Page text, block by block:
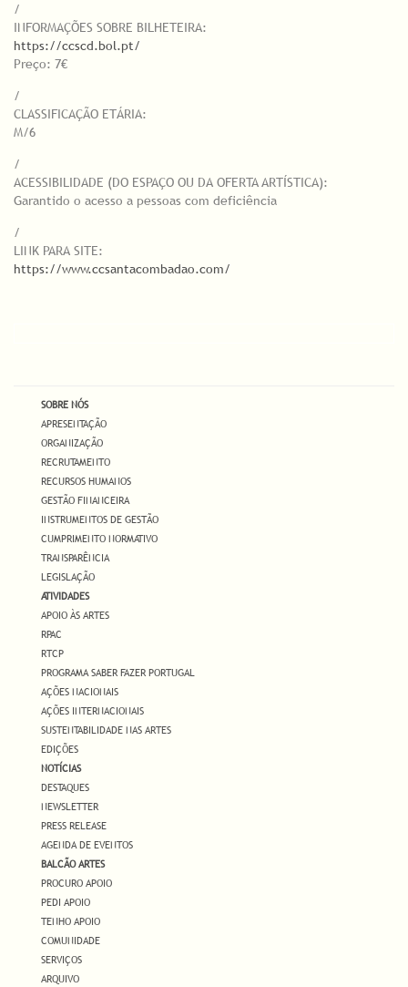
/
INFORMAÇÕES SOBRE BILHETEIRA:
https://ccscd.bol.pt/
Preço: 7€
/
CLASSIFICAÇÃO ETÁRIA:
M/6
/
ACESSIBILIDADE (DO ESPAÇO OU DA OFERTA ARTÍSTICA):
Garantido o acesso a pessoas com deficiência
/
LINK PARA SITE:
https://www.ccsantacombadao.com/
SOBRE NÓS
APRESENTAÇÃO
ORGANIZAÇÃO
RECRUTAMENTO
RECURSOS HUMANOS
GESTÃO FINANCEIRA
INSTRUMENTOS DE GESTÃO
CUMPRIMENTO NORMATIVO
TRANSPARÊNCIA
LEGISLAÇÃO
ATIVIDADES
APOIO ÀS ARTES
RPAC
RTCP
PROGRAMA SABER FAZER PORTUGAL
AÇÕES NACIONAIS
AÇÕES INTERNACIONAIS
SUSTENTABILIDADE NAS ARTES
EDIÇÕES
NOTÍCIAS
DESTAQUES
NEWSLETTER
PRESS RELEASE
AGENDA DE EVENTOS
BALCÃO ARTES
PROCURO APOIO
PEDI APOIO
TENHO APOIO
COMUNIDADE
SERVIÇOS
ARQUIVO